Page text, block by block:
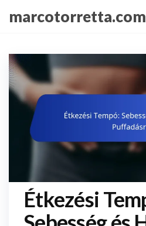
content
marcotorretta.com
Étkezési